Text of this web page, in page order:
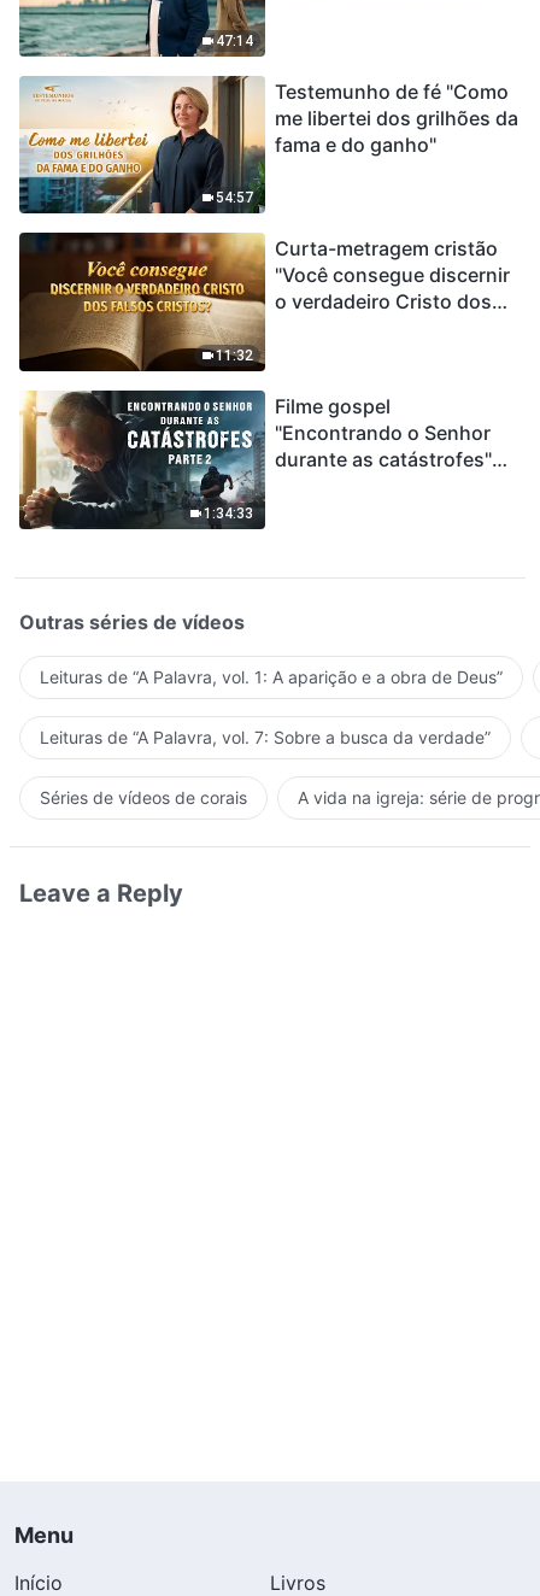
47:14
54:57
Testemunho de fé "Como
me libertei dos grilhões da
fama e do ganho"
11:32
Curta-metragem cristão
"Você consegue discernir
o verdadeiro Cristo dos
1:34:33
Filme gospel
"Encontrando o Senhor
durante as catástrofes"
encontrou uma maneira
de sobreviver?
Outras séries de vídeos
Leituras de “A Palavra, vol. 1: A aparição e a obra de Deus”
Leituras de “A Palavra, vol. 7: Sobre a busca da verdade”
Séries de vídeos de corais A vida na igreja: série de
Leave a Reply
Menu
Início
Livros